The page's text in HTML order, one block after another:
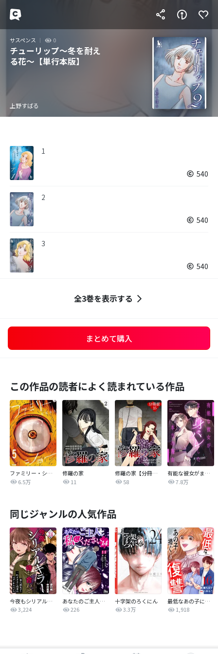
サスペンス 0
チューリップ～冬を耐え
る花～【単行本版】
上野すばる
1
540
2
540
3
540
全3巻を表示する
まとめて購入
この作品の読者によく読まれている作品
ファミリー・ショー
6.5万
修羅の家
11
修羅の家【分冊版】
58
有能な彼女がまた身バレした本当の理由【タテヨミ】
7.8万
同じジャンルの人気作品
今夜もシリアルキラーと待ち合わせ 分冊版
3,224
あなたのご主人、私にください
226
十字架のろくにん
3.3万
最低なあの子に捧ぐこの復讐 分冊版
1,918